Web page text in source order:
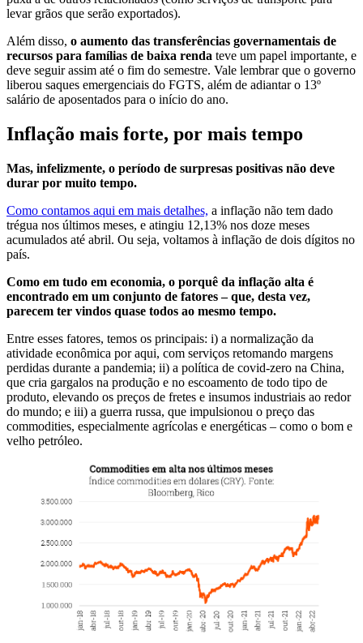
levar grãos que serão exportados).
Além disso, o aumento das transferências governamentais de
recursos para famílias de baixa renda teve um papel importante, e
deve seguir assim até o fim do semestre. Vale lembrar que o governo
liberou saques emergenciais do FGTS, além de adiantar o 13º
salário de aposentados para o início do ano.
Inflação mais forte, por mais tempo
Mas, infelizmente, o período de surpresas positivas não deve
durar por muito tempo.
Como contamos aqui em mais detalhes, a inflação não tem dado
trégua nos últimos meses, e atingiu 12,13% nos doze meses
acumulados até abril. Ou seja, voltamos à inflação de dois dígitos no
país.
Como em tudo em economia, o porquê da inflação alta é
encontrado em um conjunto de fatores – que, desta vez,
parecem ter vindos quase todos ao mesmo tempo.
Entre esses fatores, temos os principais: i) a normalização da
atividade econômica por aqui, com serviços retomando margens
perdidas durante a pandemia; ii) a política de covid-zero na China,
que cria gargalos na produção e no escoamento de todo tipo de
produto, elevando os preços de fretes e insumos industriais ao redor
do mundo; e iii) a guerra russa, que impulsionou o preço das
commodities, especialmente agrícolas e energéticas – como o bom e
velho petróleo.